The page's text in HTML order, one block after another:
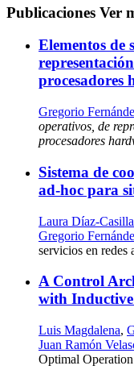
Publicaciones Ver
Elementos de
procesadores
Gregorio
operativos, de
procesadores
Sistema de
ad-hoc para
Laura Díaz-
Gregorio
servicios en redes
A Control
with
Luis Magdalena,
Juan Ramón
Optimal